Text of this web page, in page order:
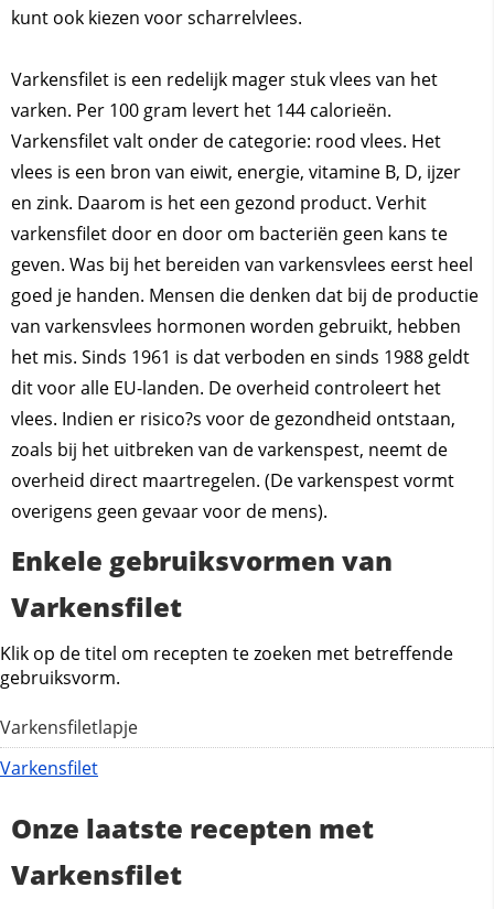
kunt ook kiezen voor scharrelvlees.
Varkensfilet is een redelijk mager stuk vlees van het
varken. Per 100 gram levert het 144 calorieën.
Varkensfilet valt onder de categorie: rood vlees. Het
vlees is een bron van eiwit, energie, vitamine B, D, ijzer
en zink. Daarom is het een gezond product. Verhit
varkensfilet door en door om bacteriën geen kans te
geven. Was bij het bereiden van varkensvlees eerst heel
goed je handen. Mensen die denken dat bij de productie
van varkensvlees hormonen worden gebruikt, hebben
het mis. Sinds 1961 is dat verboden en sinds 1988 geldt
dit voor alle EU-landen. De overheid controleert het
vlees. Indien er risico?s voor de gezondheid ontstaan,
zoals bij het uitbreken van de varkenspest, neemt de
overheid direct maartregelen. (De varkenspest vormt
overigens geen gevaar voor de mens).
Enkele gebruiksvormen van
Varkensfilet
Klik op de titel om recepten te zoeken met betreffende
gebruiksvorm.
Varkensfiletlapje
Varkensfilet
Onze laatste recepten met
Varkensfilet